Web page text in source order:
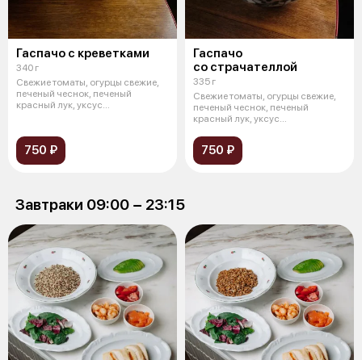
Гаспачо с креветками
340 г
Свежие томаты, огурцы свежие,
печеный чеснок, печеный
красный лук, уксус
750 ₽
Гаспачо
со страчателлой
335 г
Свежие томаты, огурцы свежие,
печеный чеснок, печеный
красный лук, уксус
750 ₽
Завтраки 09:00 − 23:15